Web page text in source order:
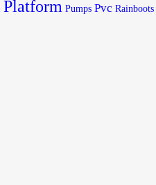
Platform Pumps Pvc Rainboots